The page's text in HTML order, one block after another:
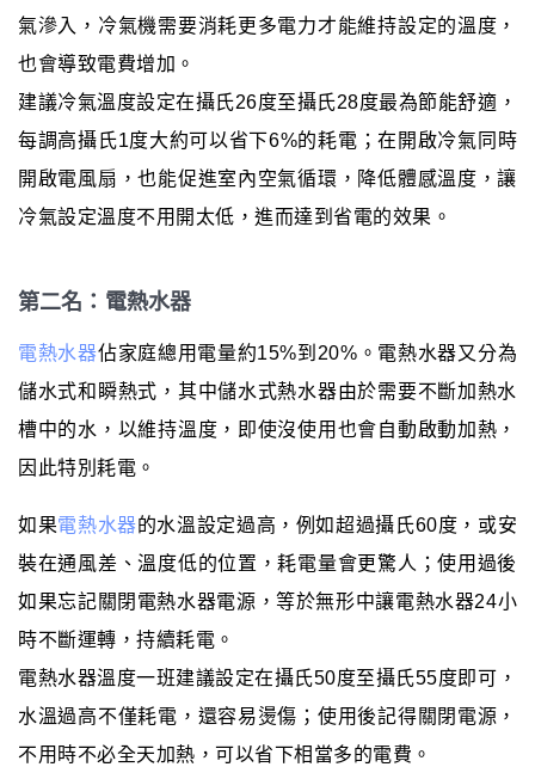
氣滲入，冷氣機需要消耗更多電力才能維持設定的溫度，
也會導致電費增加。
建議冷氣溫度設定在攝氏26度至攝氏28度最為節能舒適，
每調高攝氏1度大約可以省下6%的耗電；在開啟冷氣同時
開啟電風扇，也能促進室內空氣循環，降低體感溫度，讓
冷氣設定溫度不用開太低，進而達到省電的效果。
第二名：電熱水器
電熱水器佔家庭總用電量約15%到20%。電熱水器又分為
儲水式和瞬熱式，其中儲水式熱水器由於需要不斷加熱水
槽中的水，以維持溫度，即使沒使用也會自動啟動加熱，
因此特別耗電。
如果電熱水器的水溫設定過高，例如超過攝氏60度，或安
裝在通風差、溫度低的位置，耗電量會更驚人；使用過後
如果忘記關閉電熱水器電源，等於無形中讓電熱水器24小
時不斷運轉，持續耗電。
電熱水器溫度一班建議設定在攝氏50度至攝氏55度即可，
水溫過高不僅耗電，還容易燙傷；使用後記得關閉電源，
不用時不必全天加熱，可以省下相當多的電費。